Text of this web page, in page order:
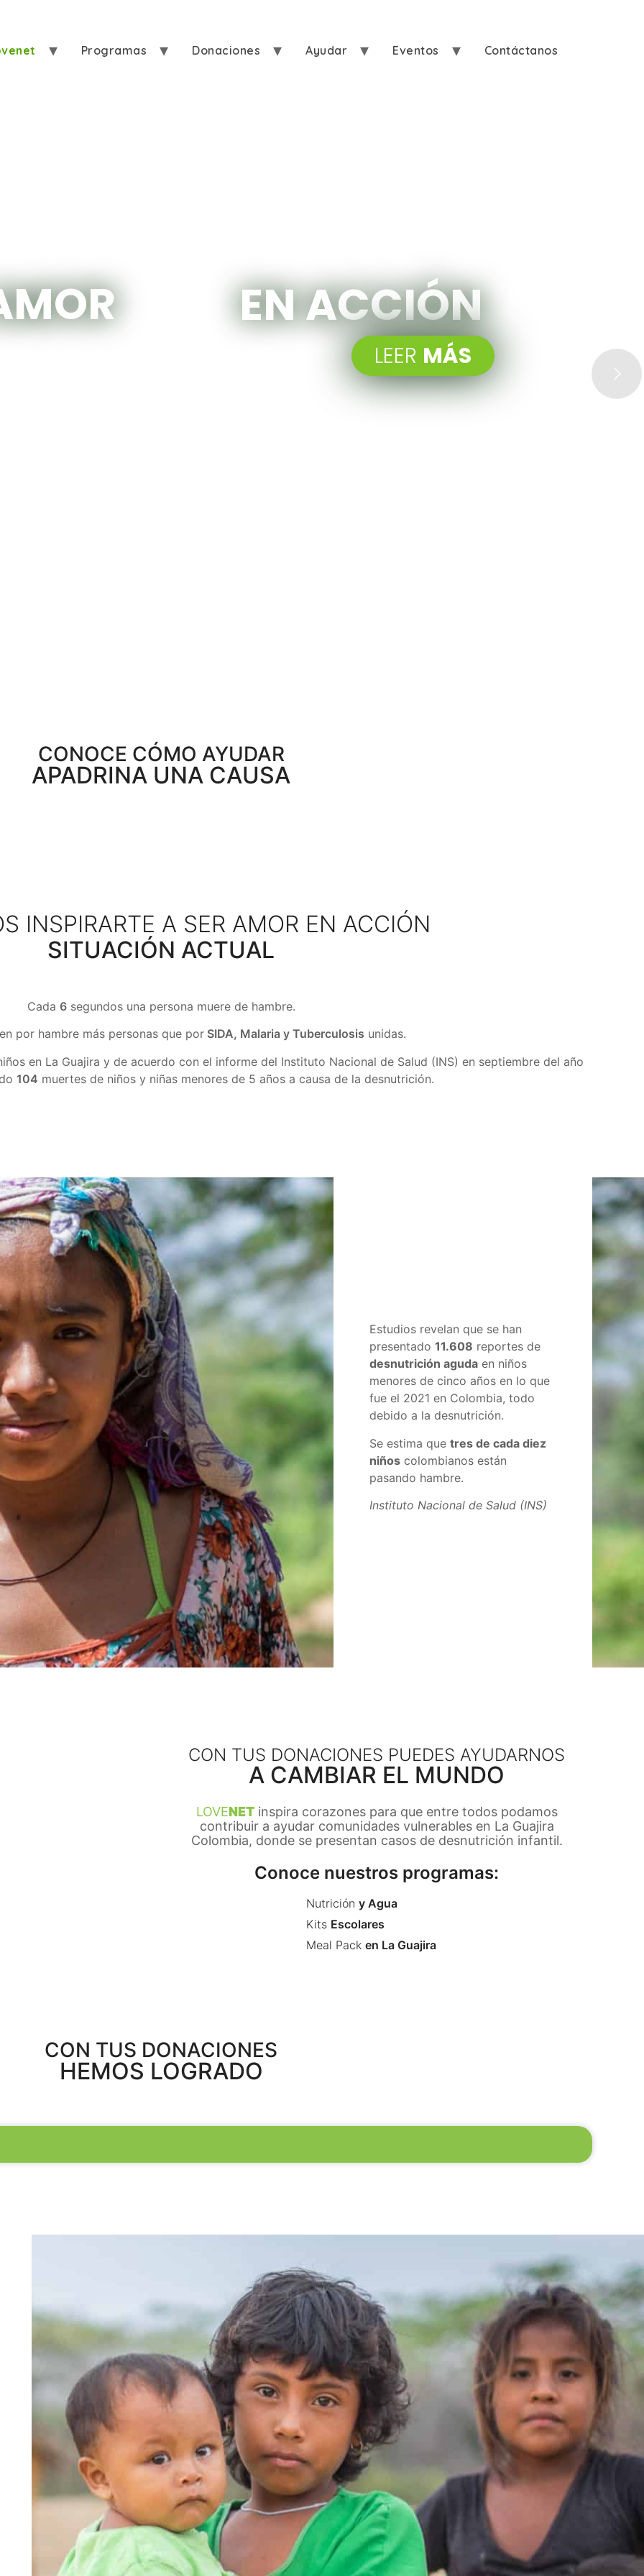
Programas Donaciones Ayudar Eventos Contáctanos
LEER MÁS
EN ACCIÓN
CONOCE CÓMO AYUDAR
APADRINA UNA CAUSA
INSPIRARTE A SER AMOR EN ACCIÓN
SITUACIÓN ACTUAL
Cada 6segundos una persona muere de hambre.
por hambre más personas que por SIDA, Malaria y Tuberculosis unidas.
en La Guajira y de acuerdo con el informe del Instituto Nacional de Salud (INS) en septiembre del año
104 muertes de niños y niñas menores de 5 años a causa de la desnutrición.
Estudios revelan que se han
presentado 11.608 reportes de
desnutrición aguda en niños
menores de cinco años en lo que
fue el 2021 en Colombia, todo
debido a la desnutrición.
Se estima que tres de cada diez
niños colombianos están
pasando hambre.
Instituto Nacional de Salud (INS)
CON TUS DONACIONES PUEDES AYUDARNOS
A CAMBIAR EL MUNDO
LOVENETinspira corazones para que entre todos podamos
contribuir a ayudar comunidades vulnerables en La Guajira
Colombia, donde se presentan casos de desnutrición infantil.
Conoce nuestros programas:
Nutrición y Agua
Kits Escolares
Meal Pack en La Guajira
CON TUS DONACIONES
HEMOS LOGRADO